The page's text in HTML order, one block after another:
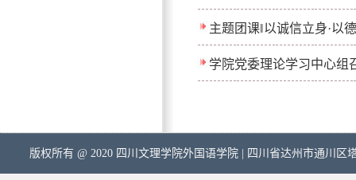
主题团课‖以诚信立身·以
学院党委理论学习中心组
版权所有 @ 2020 四川文理学院外国语学院 | 四川省达州市通川区